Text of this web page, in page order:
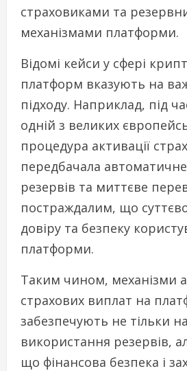
страховиками та
механізмами платформи.
Відомі кейси у сфері
платформ вказують на
підходу. Наприклад, під
одній з великих
процедура активації
передбачала
резервів та миттєве
постраждалим, що
довіру та безпеку
платформи.
Таким чином, механізми
страхових виплат на
забезпечують не тільки
використання резервів,
що фінансова безпека і